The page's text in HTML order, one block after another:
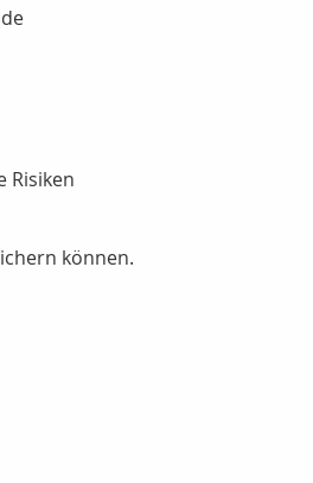
Risiken
können.